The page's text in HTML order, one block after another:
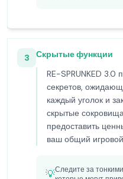
3
Скрытые функции
RE-SPRUNKED 3.0
секретов,
каждый уголок и
скрытые
предоставить
ваш общий
💡Следите за